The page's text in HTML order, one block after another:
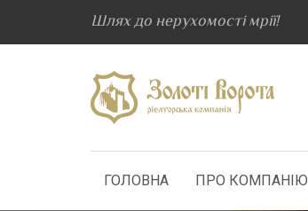
Шлях до нерухомості мрії!
ГОЛОВНА ПРО КОМПАНІЮ